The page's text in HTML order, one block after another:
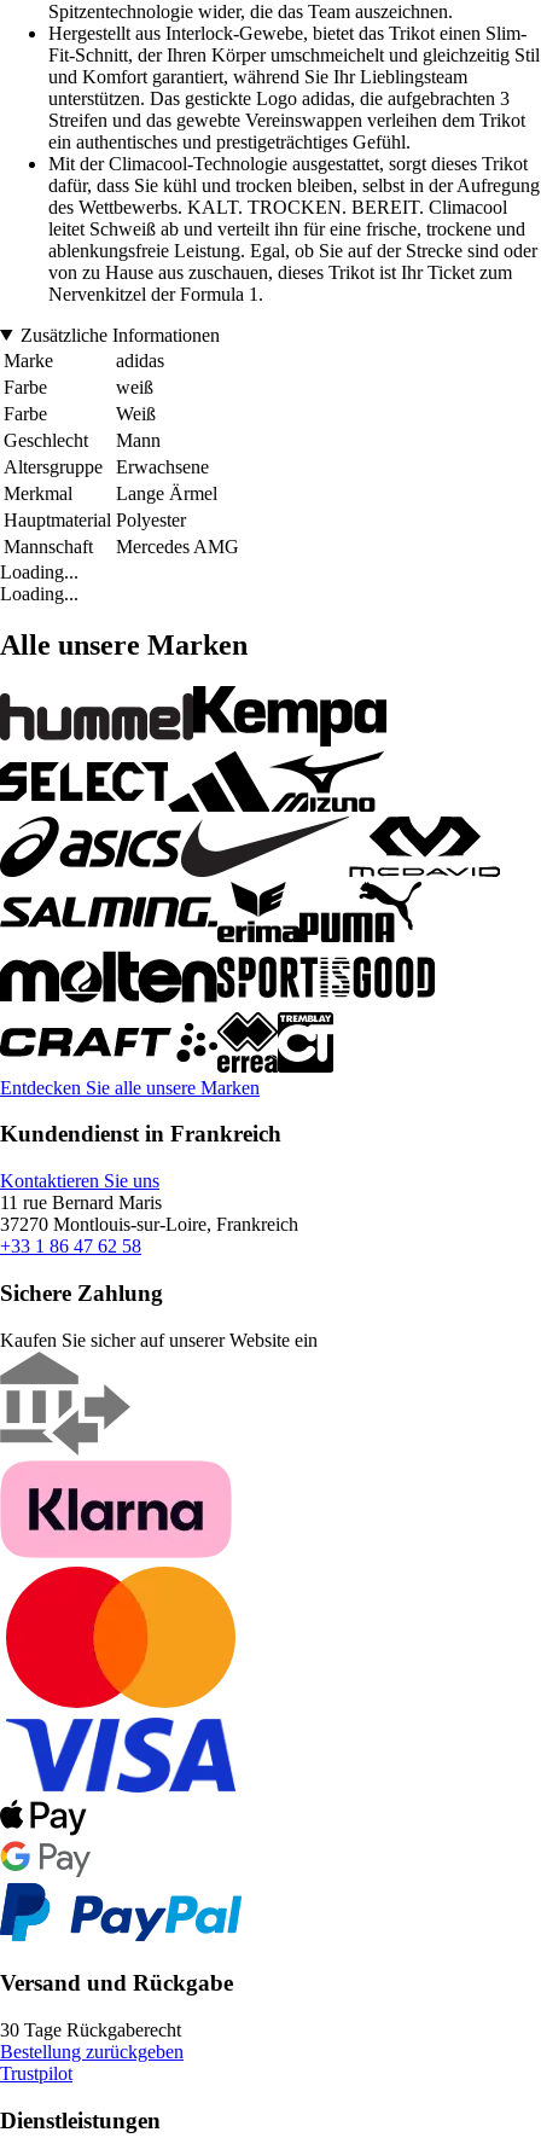
Spitzentechnologie wider, die das Team auszeichnen.
Hergestellt aus Interlock-Gewebe, bietet das Trikot einen Slim-
Fit-Schnitt, der Ihren Körper umschmeichelt und gleichzeitig Stil
und Komfort garantiert, während Sie Ihr Lieblingsteam
unterstützen. Das gestickte Logo adidas, die aufgebrachten 3
Streifen und das gewebte Vereinswappen verleihen dem Trikot
ein authentisches und prestigeträchtiges Gefühl.
Mit der Climacool-Technologie ausgestattet, sorgt dieses Trikot
dafür, dass Sie kühl und trocken bleiben, selbst in der Aufregung
des Wettbewerbs. KALT. TROCKEN. BEREIT. Climacool
leitet Schweiß ab und verteilt ihn für eine frische, trockene und
ablenkungsfreie Leistung. Egal, ob Sie auf der Strecke sind oder
von zu Hause aus zuschauen, dieses Trikot ist Ihr Ticket zum
Nervenkitzel der Formula 1.
Zusätzliche Informationen
Marke
adidas
Farbe
weiß
Farbe
Weiß
Geschlecht
Mann
Altersgruppe
Erwachsene
Merkmal
Lange Ärmel
Hauptmaterial Polyester
Mannschaft
Mercedes AMG
Loading...
Loading...
Alle unsere Marken
Entdecken Sie alle unsere Marken
Kundendienst in Frankreich
Kontaktieren Sie uns
11 rue Bernard Maris
37270 Montlouis-sur-Loire, Frankreich
+33 1 86 47 62 58
Sichere Zahlung
Kaufen Sie sicher auf unserer Website ein
Versand und Rückgabe
30 Tage Rückgaberecht
Bestellung zurückgeben
Trustpilot
Dienstleistungen